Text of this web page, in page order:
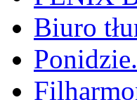
Biuro